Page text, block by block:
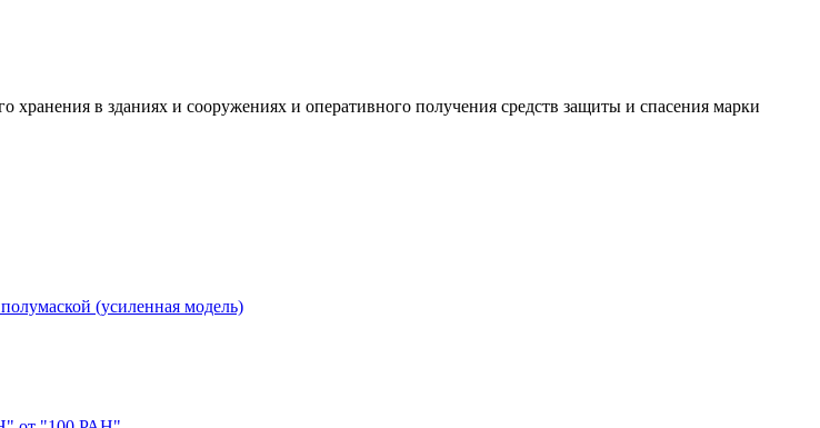
в зданиях и сооружениях и оперативного получения средств защиты и спасения марки
(усиленная модель)